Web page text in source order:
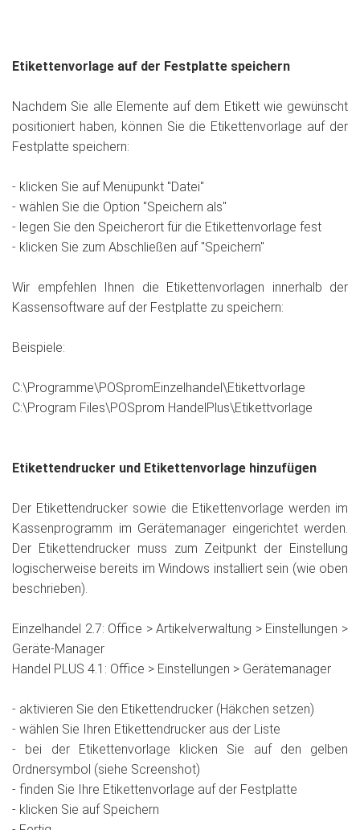
Etikettenvorlage auf der Festplatte speichern
Nachdem Sie alle Elemente auf dem Etikett wie gewünscht
positioniert haben, können Sie die Etikettenvorlage auf der
Festplatte speichern:
- klicken Sie auf Menüpunkt "Datei"
- wählen Sie die Option "Speichern als"
- legen Sie den Speicherort für die Etikettenvorlage fest
- klicken Sie zum Abschließen auf "Speichern"
Wir empfehlen Ihnen die Etikettenvorlagen innerhalb der
Kassensoftware auf der Festplatte zu speichern:
Beispiele:
C:\Programme\POSpromEinzelhandel\Etikettvorlage
C:\Program Files\POSprom HandelPlus\Etikettvorlage
Etikettendrucker und Etikettenvorlage hinzufügen
Der Etikettendrucker sowie die Etikettenvorlage werden im
Kassenprogramm im Gerätemanager eingerichtet werden.
Der Etikettendrucker muss zum Zeitpunkt der Einstellung
logischerweise bereits im Windows installiert sein (wie oben
beschrieben).
Einzelhandel 2.7: Office > Artikelverwaltung > Einstellungen >
Geräte-Manager
Handel PLUS 4.1: Office > Einstellungen > Gerätemanager
- aktivieren Sie den Etikettendrucker (Häkchen setzen)
- wählen Sie Ihren Etikettendrucker aus der Liste
- bei der Etikettenvorlage klicken Sie auf den gelben
Ordnersymbol (siehe Screenshot)
- finden Sie Ihre Etikettenvorlage auf der Festplatte
- klicken Sie auf Speichern